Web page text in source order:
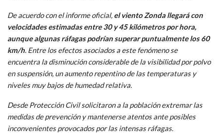
De acuerdo con el informe oficial, el viento Zonda llegará con
velocidades estimadas entre 30 y 45 kilómetros por hora,
aunque algunas ráfagas podrían superar puntualmente los 60
km/h. Entre los efectos asociados a este fenómeno se
encuentra la disminución considerable de la visibilidad por polvo
en suspensión, un aumento repentino de las temperaturas y
niveles muy bajos de humedad relativa.
Desde Protección Civil solicitaron a la población extremar las
medidas de prevención y mantenerse atentos ante posibles
inconvenientes provocados por las intensas ráfagas.